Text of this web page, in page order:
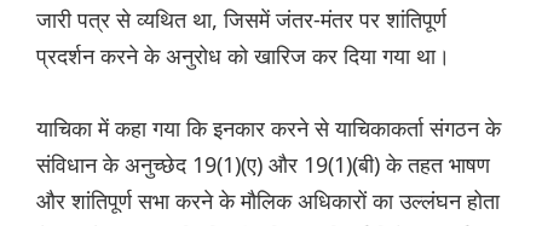
जारी पत्र से व्यथित था, जिसमें जंतर-मंतर पर शांतिपूर्ण
प्रदर्शन करने के अनुरोध को खारिज कर दिया गया था।
याचिका में कहा गया कि इनकार करने से याचिकाकर्ता संगठन के
संविधान के अनुच्छेद 19(1)(ए) और 19(1)(बी) के तहत भाषण
और शांतिपूर्ण सभा करने के मौलिक अधिकारों का उल्लंघन होता